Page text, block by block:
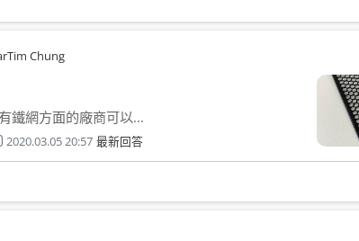
Tim Chung
鐵網方面的廠商可以...
2020.03.05 20:57 最新回答